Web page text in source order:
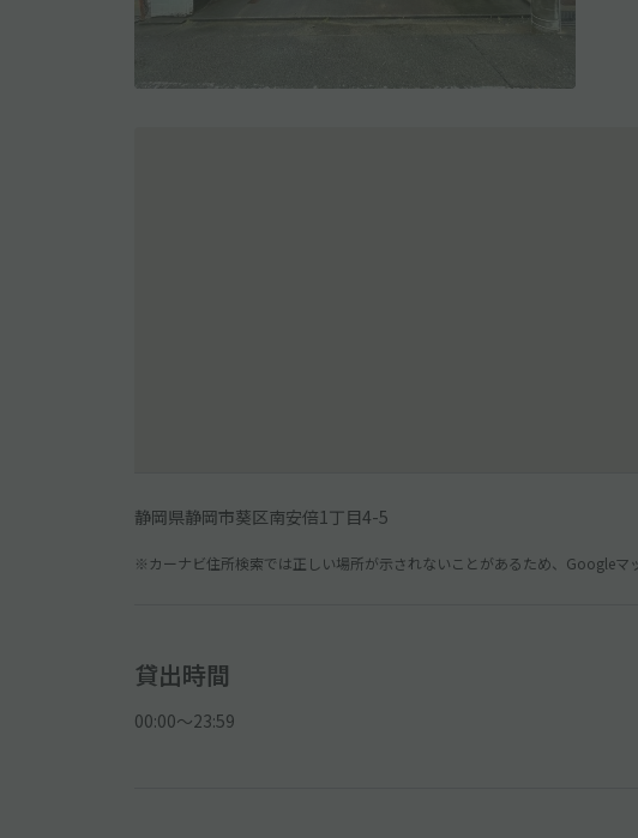
静岡県静岡市葵区南安倍1丁目4-5
※カーナビ住所検索では正しい場所が示されないことがあるため、Googleマ
貸出時間
00:00〜23:59